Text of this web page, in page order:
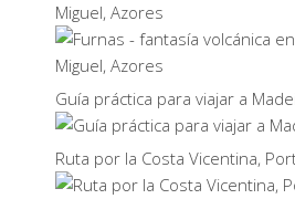
Miguel, Azores
Guía práctica para viajar a
Ruta por la Costa Vicentina,